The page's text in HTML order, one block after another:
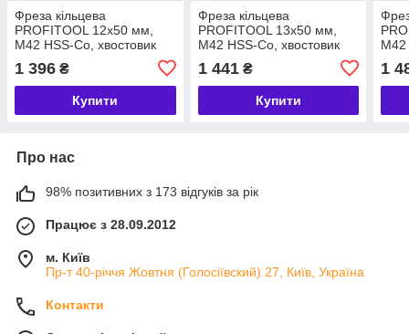
Фреза кільцева
PROFITOOL 12х50 мм,
M42 HSS-Co, хвостовик
(411250M42)
1 396 ₴
Купити
Фреза кільцева
PROFITOOL 13х50 мм,
M42 HSS-Co, хвостовик
(411350M42)
1 441₴
Купити
M42
1
Про нас
98% позитивних з 173 відгуків за рік
Працює з 28.09.2012
м. Київ
Пр-т 40-річчя Жовтня (Голосіївский) 27, Київ, Україна
Контакти